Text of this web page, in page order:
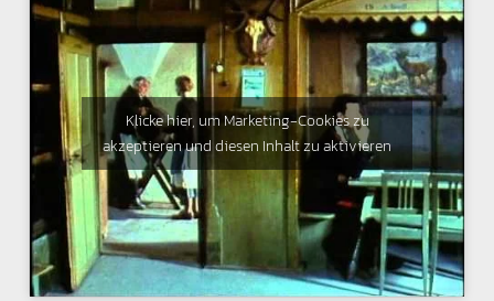
Klicke hier, um Marketing-Cookies zu
akzeptieren und diesen Inhalt zu aktivieren